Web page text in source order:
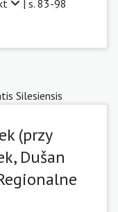
| s. 83-98
Silesiensis
(przy
Dušan